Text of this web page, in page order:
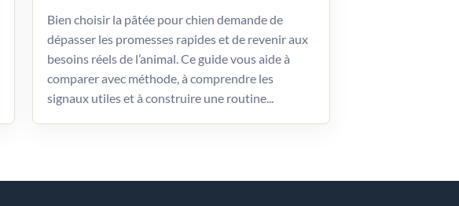
Bien choisir la pâtée pour chien demande de
dépasser les promesses rapides et de revenir aux
besoins réels de l’animal. Ce guide vous aide à
comparer avec méthode, à comprendre les
signaux utiles et à construire une routine...